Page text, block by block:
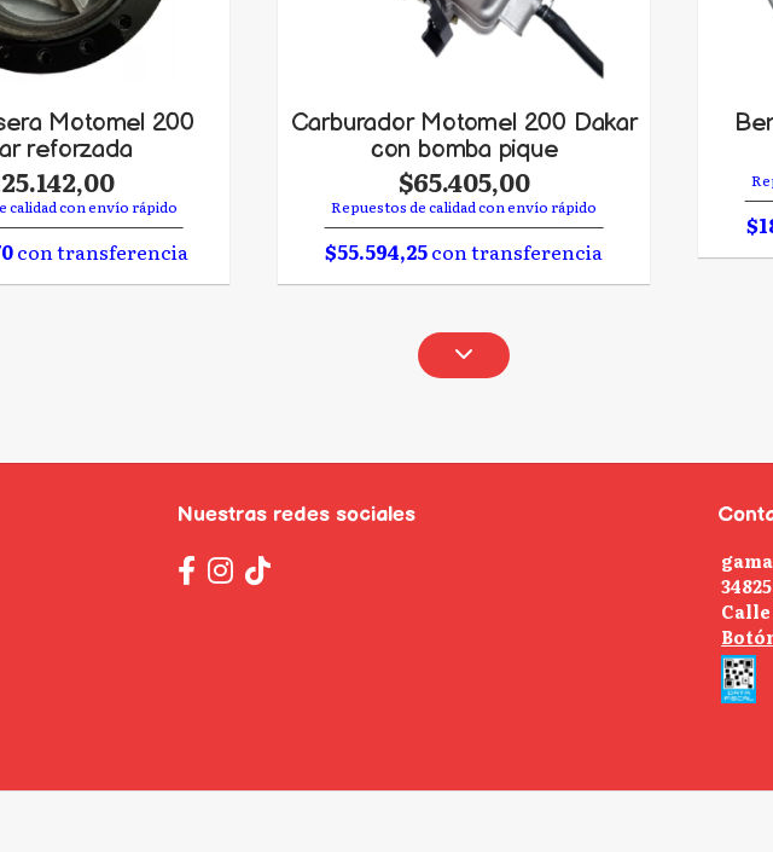
Motomel 200
reforzada
calidad con envío rápido
con transferencia
Carburador Motomel 200 Dakar
con bomba pique
$65.405,00
Repuestos de calidad con envío rápido
$55.594,25con transferencia
Nuestras redes sociales
Calle